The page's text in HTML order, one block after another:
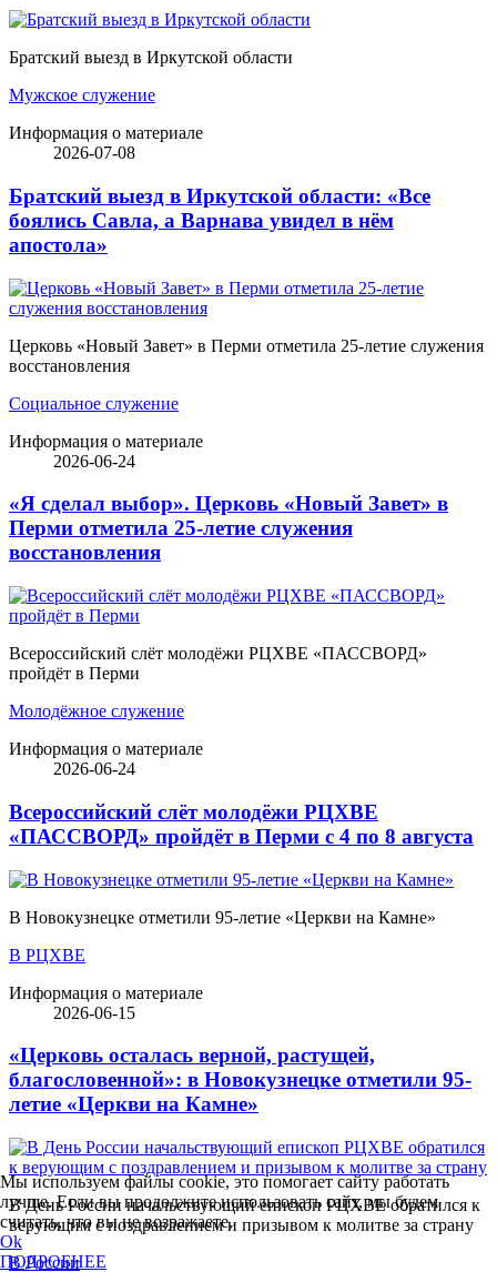
Братский выезд в Иркутской области
Мужское служение
Информация о материале
2026-07-08
Братский выезд в Иркутской области: «Все
боялись Савла, а Варнава увидел в нём
апостола»
Церковь «Новый Завет» в Перми отметила 25-летие служения
восстановления
Социальное служение
Информация о материале
2026-06-24
«Я сделал выбор». Церковь «Новый Завет» в
Перми отметила 25-летие служения
восстановления
Всероссийский слёт молодёжи РЦХВЕ «ПАССВОРД»
пройдёт в Перми
Молодёжное служение
Информация о материале
2026-06-24
Всероссийский слёт молодёжи РЦХВЕ
«ПАССВОРД» пройдёт в Перми с 4 по 8 августа
В Новокузнецке отметили 95-летие «Церкви на Камне»
В РЦХВЕ
Информация о материале
2026-06-15
«Церковь осталась верной, растущей,
благословенной»: в Новокузнецке отметили 95-
летие «Церкви на Камне»
В День России начальствующий епископ РЦХВЕ обратился к
верующим с поздравлением и призывом к молитве за страну
В России
Мы используем файлы cookie, это помогает сайту работать
лучше. Если вы продолжите использовать сайт, мы будем
считать, что вы не возражаете.
Ok
ПОДРОБНЕЕ